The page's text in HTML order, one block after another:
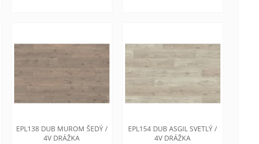
EPL138 DUB MUROM ŠEDÝ /
4V DRÁŽKA
EPL154 DUB ASGIL SVETLÝ /
4V DRÁŽKA